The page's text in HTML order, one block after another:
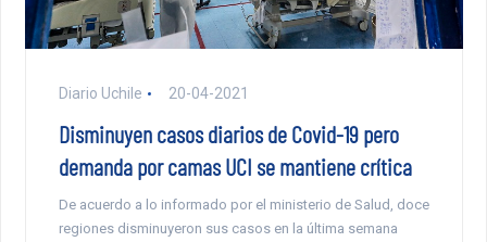
Diario Uchile 20-04-2021
Disminuyen casos diarios de Covid-19 pero
demanda por camas UCI se mantiene crítica
De acuerdo a lo informado por el ministerio de Salud, doce
regiones disminuyeron sus casos en la última semana